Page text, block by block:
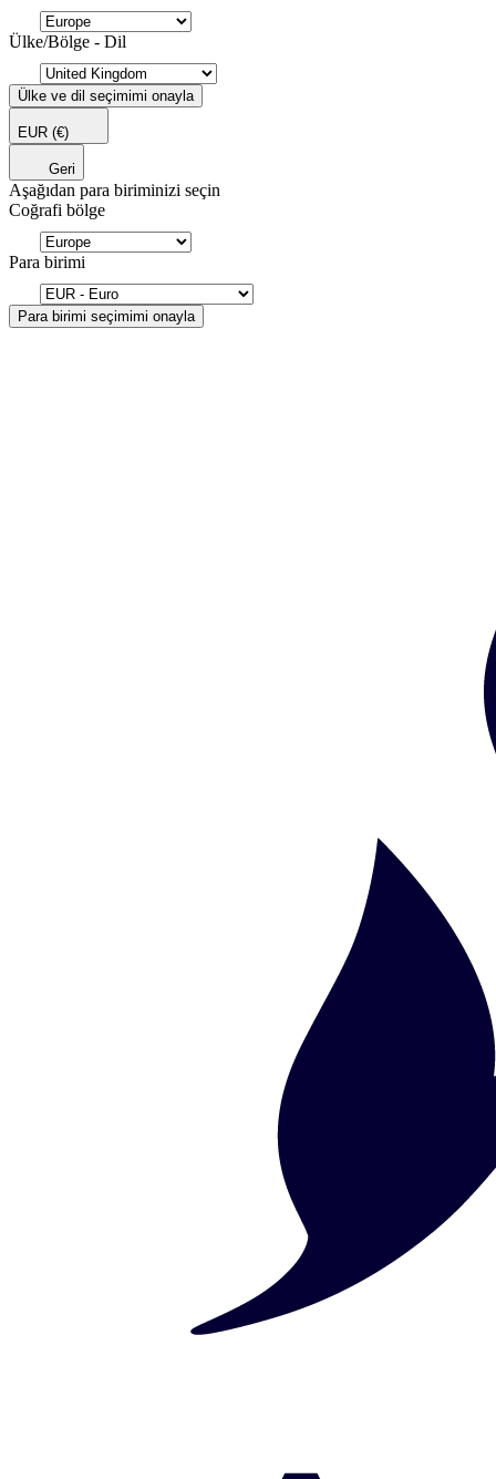
Ülke/Bölge - Dil
Ülke ve dil seçimimi onayla
EUR (€)
Geri
Aşağıdan para biriminizi seçin
Coğrafi bölge
Para birimi
Para birimi seçimimi onayla